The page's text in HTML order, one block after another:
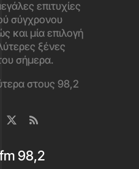
επιτυχίες
σύγχρονου
και μία επιλογή
ξένες
σήμερα.
στους 98,2
98,2